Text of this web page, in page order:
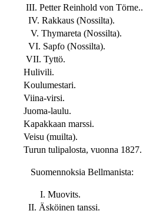
III. Petter Reinhold von Törne..
IV. Rakkaus (Nossilta).
V. Thymareta (Nossilta).
VI. Sapfo (Nossilta).
VII. Tyttö.
Hulivili.
Koulumestari.
Viina-virsi.
Juoma-laulu.
Kapakkaan marssi.
Veisu (muilta).
Turun tulipalosta, vuonna 1827.
Suomennoksia Bellmanista:
I. Muovits.
II. Äsköinen tanssi.